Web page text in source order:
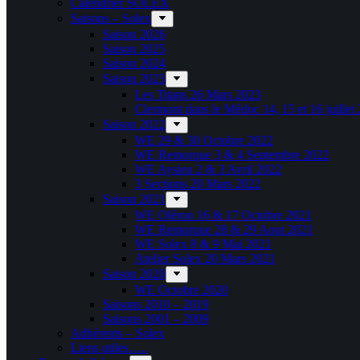
Calendrier SOLEX
Saisons – Solex
Saison 2026
Saison 2025
Saison 2024
Saison 2023
Les Titans 26 Mars 2023
Clermont dans le Médoc 14, 15 et 16 juillet
Saison 2022
WE 29 & 30 Octobre 2022
WE Remorque 3 & 4 Septembre 2022
WE Aysieu 2 & 3 Avril 2022
3 Sections 20 Mars 2022
Saison 2021
WE Oléron 16 & 17 Octobre 2021
WE Remorque 28 & 29 Aout 2021
WE Solex 8 & 9 Mai 2021
Atelier Solex 20 Mars 2021
Saison 2020
WE Octobre 2020
Saisons 2010 – 2019
Saisons 2001 – 2009
Adhérents – Solex
Liens utiles…..